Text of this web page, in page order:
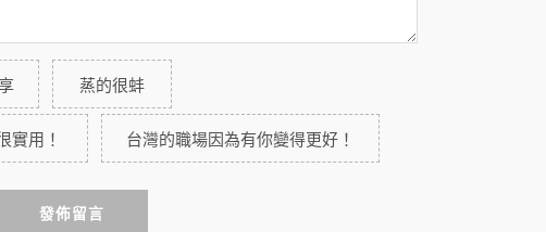
蒸的很蚌
實用！ 台灣的職場因為有你變得更好！
發佈留言